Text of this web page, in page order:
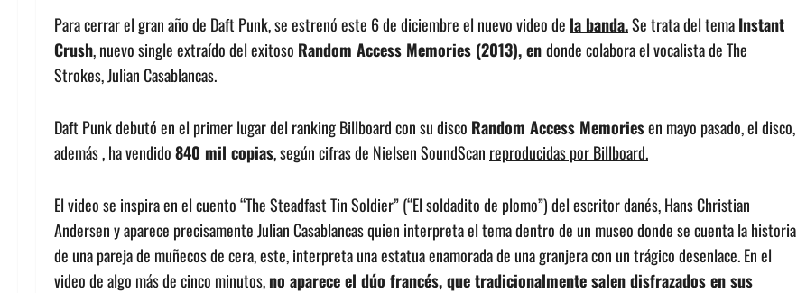
Para cerrar el gran año de Daft Punk, se estrenó este 6 de diciembre el nuevo video de la banda.Se trata del temaInstant
Crush, nuevo single extraído del exitoso Random Access Memories (2013), endonde colabora el vocalista de The
Strokes, Julian Casablancas.
Daft Punk debutó en el primer lugar del ranking Billboard con su disco Random Access Memoriesen mayo pasado, el disco,
además , ha vendido840 mil copias, según cifras de Nielsen SoundScan reproducidas por Billboard.
El video se inspira en el cuento “The Steadfast Tin Soldier” (“El soldadito de plomo”) del escritor danés, Hans Christian
Andersen y aparece precisamente Julian Casablancas quien interpreta el tema dentro de un museo donde se cuenta la historia
de una pareja de muñecos de cera, este, interpreta una estatua enamorada de una granjera con un trágico desenlace. En el
video de algo más de cinco minutos,no aparece el dúo francés, que tradicionalmente salen disfrazados en sus